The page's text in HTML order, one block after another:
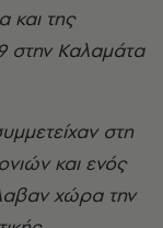
και της
στην Καλαμάτα
στη
και ενός
χώρα την